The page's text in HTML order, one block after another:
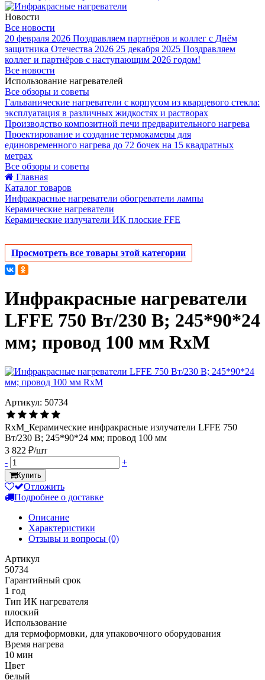
Новости
Все новости
20 февраля 2026 Поздравляем партнёров и коллег с Днём
защитника Отечества 2026 25 декабря 2025 Поздравляем
коллег и партнёров с наступающим 2026 годом!
Все новости
Использование нагревателей
Все обзоры и советы
Гальванические нагреватели с корпусом из кварцевого стекла:
эксплуатация в различных жидкостях и растворах
Производство композитной печи предварительного нагрева
Проектирование и создание термокамеры для
единовременного нагрева до 72 бочек на 15 квадратных
метрах
Все обзоры и советы
Главная
Каталог товаров
Инфракрасные нагреватели обогреватели лампы
Керамические нагреватели
Керамические излучатели ИК плоские FFE
Просмотреть все товары этой категории
Инфракрасные нагреватели
LFFE 750 Вт/230 В; 245*90*24
мм; провод 100 мм RxM
Артикул: 50734
RxM_Керамические инфракрасные излучатели LFFE 750
Вт/230 В; 245*90*24 мм; провод 100 мм
3 822 ₽/шт
-
+
Купить
Отложить
Подробнее о доставке
Описание
Характеристики
Отзывы и вопросы (0)
Артикул
50734
Гарантийный срок
1 год
Тип ИК нагревателя
плоский
Использование
для термоформовки, для упаковочного оборудования
Время нагрева
10 мин
Цвет
белый